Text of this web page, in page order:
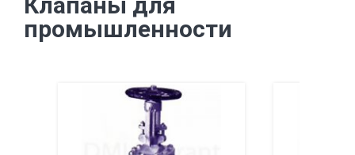
промышленности